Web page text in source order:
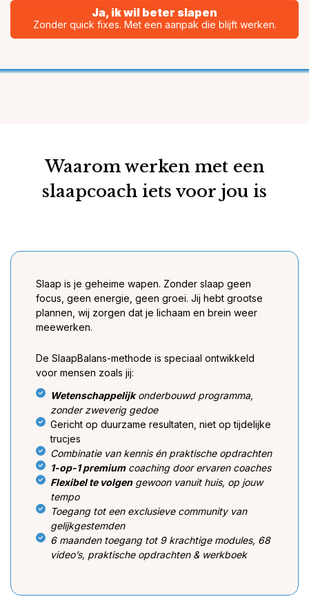
Ja, ik wil beter slapen
Zonder quick fixes. Met een aanpak die blijft werken.
Waarom werken met een
slaapcoach iets voor jou is
Slaap is je geheime wapen. Zonder slaap geen
focus, geen energie, geen groei. Jij hebt grootse
plannen, wij zorgen dat je lichaam en brein weer
meewerken.
De SlaapBalans-methode is speciaal ontwikkeld
voor mensen zoals jij:
Wetenschappelijkonderbouwd programma,
zonder zweverig gedoe
Gericht op duurzame resultaten, niet op tijdelijke
trucjes
Combinatie van kennis én praktische opdrachten
1-op-1 premiumcoaching door ervaren coaches
Flexibel te volgengewoon vanuit huis, op jouw
tempo
Toegang tot een exclusieve community van
gelijkgestemden
6 maanden toegang tot 9 krachtige modules, 68
video’s, praktische opdrachten & werkboek